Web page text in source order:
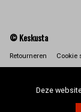
© Keskusta
Retourneren Cookie
Deze